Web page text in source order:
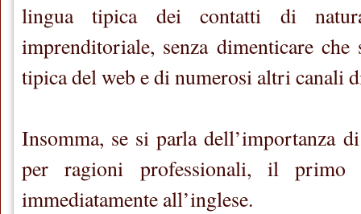
lingua tipica dei contatti di
imprenditoriale, senza dimenticare
tipica del web e di numerosi altri canali
Insomma, se si parla dell’importanza
per ragioni professionali, il primo
immediatamente all’inglese.